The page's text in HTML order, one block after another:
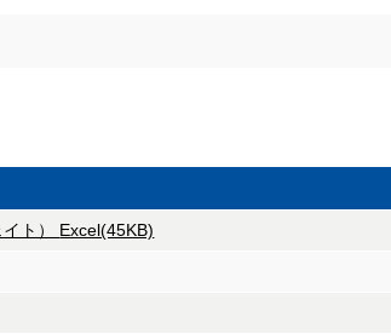
ト） Excel(45KB)